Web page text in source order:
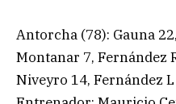
Antorcha (78): Gauna
Montanar 7, Fernández
Niveyro 14, Fernández